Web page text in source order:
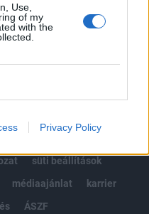
Use,
of my
with the
Privacy Policy
süti beállítások
médiaajánlat
karrier
ÁSZF